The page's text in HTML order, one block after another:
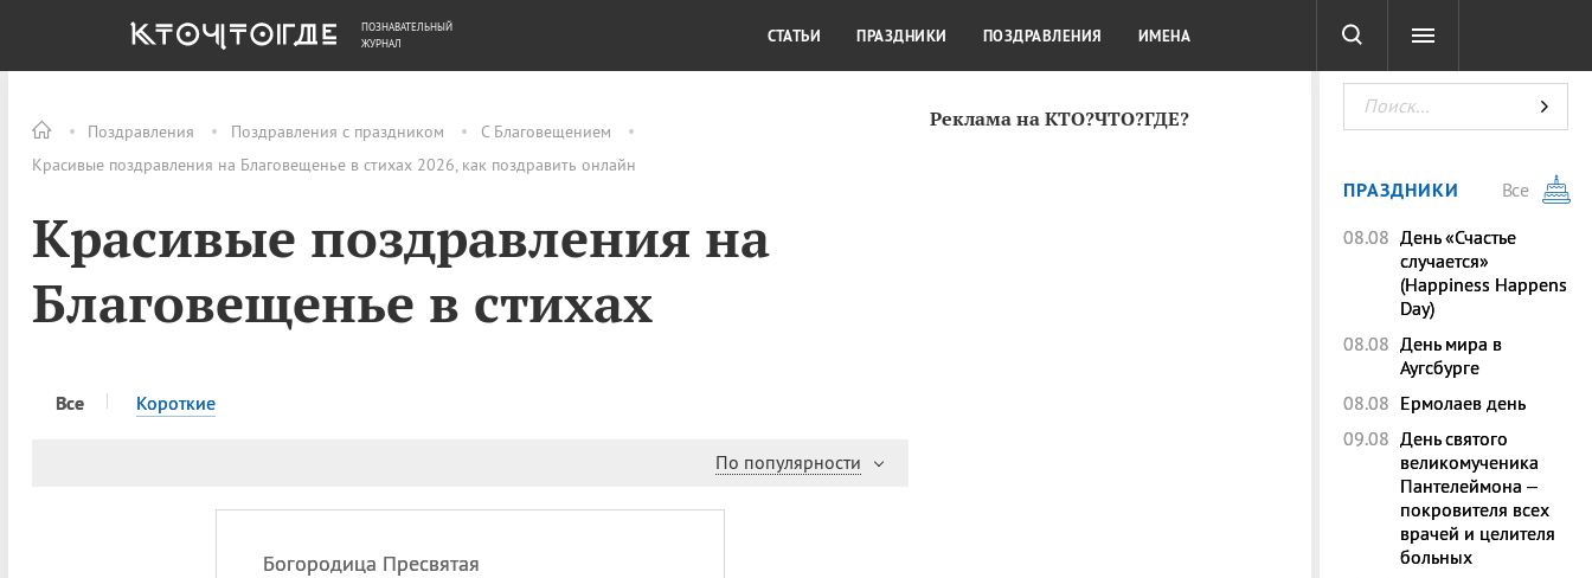
Поздравления Поздравления с праздником
С Благовещением
Красивые поздравления на Благовещенье в стихах 2026, как поздравить онлайн
Красивые поздравления на
Благовещенье в стихах
Все Короткие
По популярности
Богородица Пресвятая
Реклама на КТО?ЧТО?ГДЕ?
ОБЩЕСТВО ДЕНЬГИ КУЛЬТУРА КРАСОТА ТЕСТЫ
ПОЗНАВАТЕЛЬНЫЙ
ЖУРНАЛ
СТАТЬИ ПРАЗДНИКИ ПОЗДРАВЛЕНИЯ ИМЕНА
ПРАЗДНИКИ
Все
08.08 День «Счастье
случается»
(Happiness Happens
Day)
08.08 День мира в
Аугсбурге
08.08 Ермолаев день
09.08 День святого
великомученика
Пантелеймона –
покровителя всех
врачей и целителя
больных